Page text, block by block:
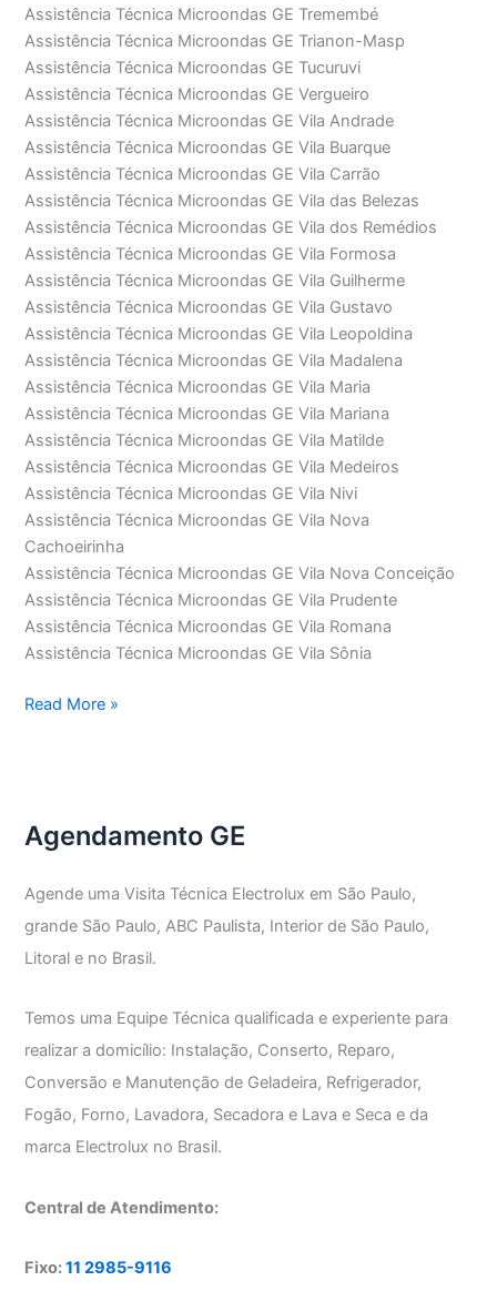
Assistência Técnica Microondas GE Tremembé
Assistência Técnica Microondas GE Trianon-Masp
Assistência Técnica Microondas GE Tucuruvi
Assistência Técnica Microondas GE Vergueiro
Assistência Técnica Microondas GE Vila Andrade
Assistência Técnica Microondas GE Vila Buarque
Assistência Técnica Microondas GE Vila Carrão
Assistência Técnica Microondas GE Vila das Belezas
Assistência Técnica Microondas GE Vila dos Remédios
Assistência Técnica Microondas GE Vila Formosa
Assistência Técnica Microondas GE Vila Guilherme
Assistência Técnica Microondas GE Vila Gustavo
Assistência Técnica Microondas GE Vila Leopoldina
Assistência Técnica Microondas GE Vila Madalena
Assistência Técnica Microondas GE Vila Maria
Assistência Técnica Microondas GE Vila Mariana
Assistência Técnica Microondas GE Vila Matilde
Assistência Técnica Microondas GE Vila Medeiros
Assistência Técnica Microondas GE Vila Nivi
Assistência Técnica Microondas GE Vila Nova
Cachoeirinha
Assistência Técnica Microondas GE Vila Nova Conceição
Assistência Técnica Microondas GE Vila Prudente
Assistência Técnica Microondas GE Vila Romana
Assistência Técnica Microondas GE Vila Sônia
Assistência
Read More »
Agendamento GE
Agende uma Visita Técnica Electrolux em São Paulo,
grande São Paulo, ABC Paulista, Interior de São Paulo,
Litoral e no Brasil.
Temos uma Equipe Técnica qualificada e experiente para
realizar a domicílio: Instalação, Conserto, Reparo,
Conversão e Manutenção de Geladeira, Refrigerador,
Fogão, Forno, Lavadora, Secadora e Lava e Seca e da
marca Electrolux no Brasil.
Central de Atendimento:
Fixo:11 2985-9116